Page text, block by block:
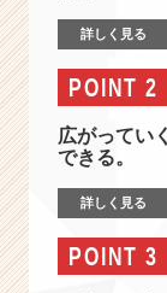
詳しく見る
POINT 2
広がってい
できる。
詳しく見る
POINT 3